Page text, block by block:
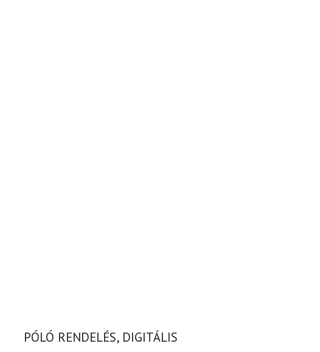
PÓLÓ RENDELÉS, DIGITÁLIS